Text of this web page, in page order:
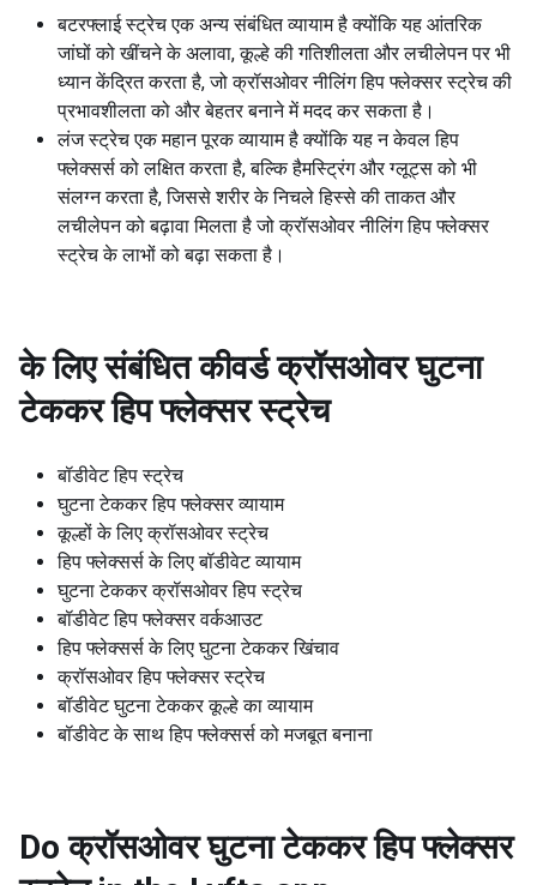
बटरफ्लाई स्ट्रेच एक अन्य संबंधित व्यायाम है क्योंकि यह आंतरिक
जांघों को खींचने के अलावा, कूल्हे की गतिशीलता और लचीलेपन पर भी
ध्यान केंद्रित करता है, जो क्रॉसओवर नीलिंग हिप फ्लेक्सर स्ट्रेच की
प्रभावशीलता को और बेहतर बनाने में मदद कर सकता है।
लंज स्ट्रेच एक महान पूरक व्यायाम है क्योंकि यह न केवल हिप
फ्लेक्सर्स को लक्षित करता है, बल्कि हैमस्ट्रिंग और ग्लूट्स को भी
संलग्न करता है, जिससे शरीर के निचले हिस्से की ताकत और
लचीलेपन को बढ़ावा मिलता है जो क्रॉसओवर नीलिंग हिप फ्लेक्सर
स्ट्रेच के लाभों को बढ़ा सकता है।
के लिए संबंधित कीवर्ड क्रॉसओवर घुटना
टेककर हिप फ्लेक्सर स्ट्रेच
बॉडीवेट हिप स्ट्रेच
घुटना टेककर हिप फ्लेक्सर व्यायाम
कूल्हों के लिए क्रॉसओवर स्ट्रेच
हिप फ्लेक्सर्स के लिए बॉडीवेट व्यायाम
घुटना टेककर क्रॉसओवर हिप स्ट्रेच
बॉडीवेट हिप फ्लेक्सर वर्कआउट
हिप फ्लेक्सर्स के लिए घुटना टेककर खिंचाव
क्रॉसओवर हिप फ्लेक्सर स्ट्रेच
बॉडीवेट घुटना टेककर कूल्हे का व्यायाम
बॉडीवेट के साथ हिप फ्लेक्सर्स को मजबूत बनाना
Do क्रॉसओवर घुटना टेककर हिप फ्लेक्सर